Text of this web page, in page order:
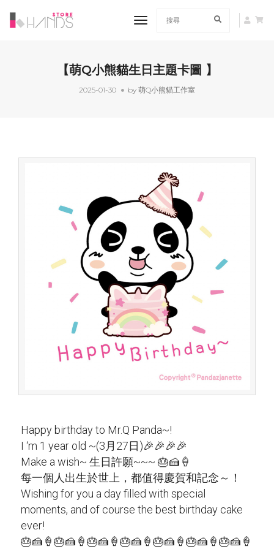
toggle navigation
【萌Q小熊貓生日主題卡圖 】
2025-01-30 by 萌Q小熊貓工作室
Happy birthday to Mr.Q Panda~!
I ‘m 1 year old ~(3月27日)🎉🎉🎉🎉
Make a wish~ 生日許願~~~ 🎂🍰🍦
每一個人出生於世上，都值得慶賀和記念～！
Wishing for you a day filled with special
moments, and of course the best birthday cake
ever!
🎂🍰🍦🎂🍰🍦🎂🍰🍦🎂🍰🍦🎂🍰🍦🎂🍰🍦🎂🍰🍦